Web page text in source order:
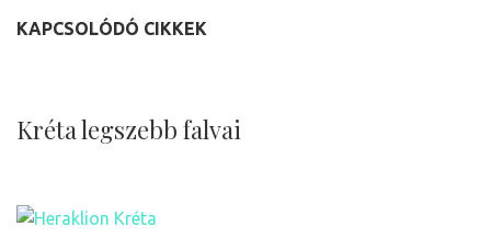
KAPCSOLÓDÓ CIKKEK
Kréta legszebb falvai